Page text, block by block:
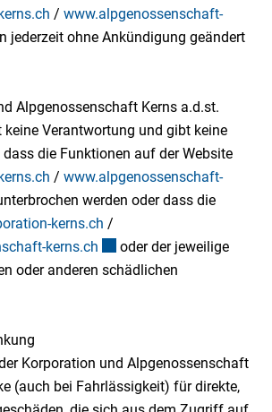
/ www.alpgenossenschaft-
wird in einem neuen Fenster geöffnet.
jederzeit ohne Ankündigung geändert
Alpgenossenschaft Kerns a.d.st.
keine Verantwortung und gibt keine
die Funktionen auf der Website
/ www.alpgenossenschaft-
wird in einem neuen Fenster geöffnet.
werden oder dass die
kerns.ch /
kerns.ch Externer Link wird in
oder der jeweilige
oder anderen schädlichen
Korporation und Alpgenossenschaft
(auch bei Fahrlässigkeit) für direkte,